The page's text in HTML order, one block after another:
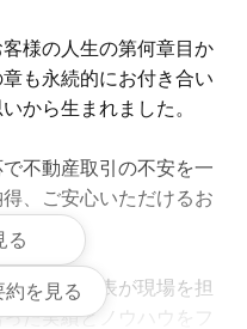
様の人生の第何章目か
も永続的にお付き合い
から生まれました。
不動産取引の不安を一
、ご安心いただけるお
。
を持つ代表が現場を担
た実績とノウハウをフ
る
を見る